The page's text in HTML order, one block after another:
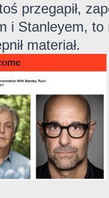
przegapił,
i Stanleyem, to
materiał.